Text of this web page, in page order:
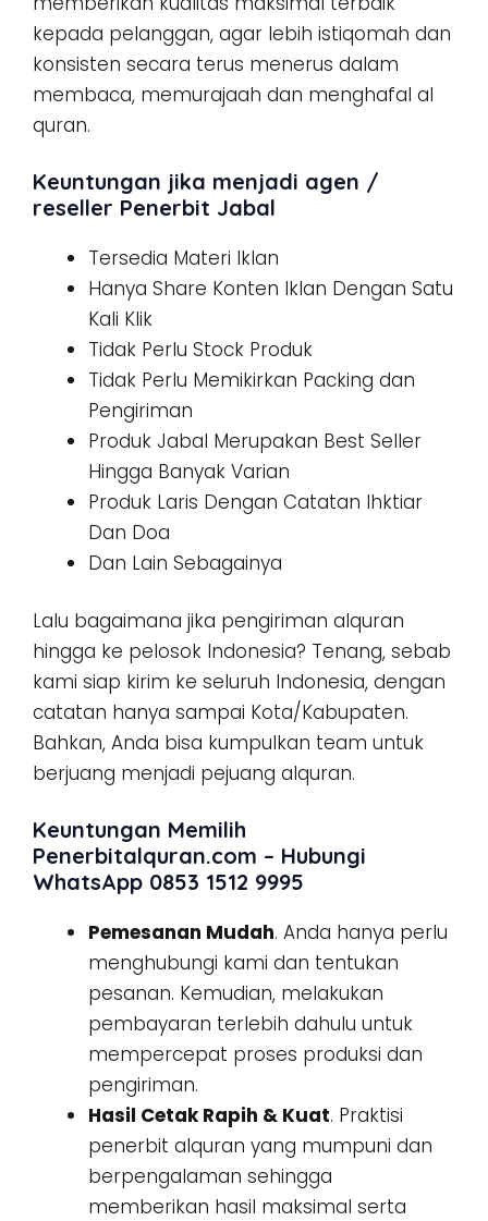
kepada pelanggan, agar lebih istiqomah dan
konsisten secara terus menerus dalam
membaca, memurajaah dan menghafal al
quran.
Keuntungan jika menjadi agen /
reseller Penerbit Jabal
Tersedia Materi Iklan
Hanya Share Konten Iklan Dengan Satu
Kali Klik
Tidak Perlu Stock Produk
Tidak Perlu Memikirkan Packing dan
Pengiriman
Produk Jabal Merupakan Best Seller
Hingga Banyak Varian
Produk Laris Dengan Catatan Ihktiar
Dan Doa
Dan Lain Sebagainya
Lalu bagaimana jika pengiriman alquran
hingga ke pelosok Indonesia? Tenang, sebab
kami siap kirim ke seluruh Indonesia, dengan
catatan hanya sampai Kota/Kabupaten.
Bahkan, Anda bisa kumpulkan team untuk
berjuang menjadi pejuang alquran.
Keuntungan Memilih
Penerbitalquran.com – Hubungi
WhatsApp 0853 1512 9995
Pemesanan Mudah. Anda hanya perlu
menghubungi kami dan tentukan
pesanan. Kemudian, melakukan
pembayaran terlebih dahulu untuk
mempercepat proses produksi dan
pengiriman.
Hasil Cetak Rapih & Kuat. Praktisi
penerbit alquran yang mumpuni dan
berpengalaman sehingga
memberikan hasil maksimal serta